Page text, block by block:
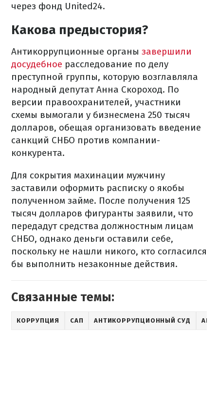
через фонд United24.
Какова предыстория?
Антикоррупционные органы завершили
досудебное расследование по делу
преступной группы, которую возглавляла
народный депутат Анна Скороход. По
версии правоохранителей, участники
схемы вымогали у бизнесмена 250 тысяч
долларов, обещая организовать введение
санкций СНБО против компании-
конкурента.
Для сокрытия махинации мужчину
заставили оформить расписку о якобы
полученном займе. После получения 125
тысяч долларов фигуранты заявили, что
передадут средства должностным лицам
СНБО, однако деньги оставили себе,
поскольку не нашли никого, кто согласился
бы выполнить незаконные действия.
Связанные темы:
КОРРУПЦИЯ САП АНТИКОРРУПЦИОННЫЙ СУД